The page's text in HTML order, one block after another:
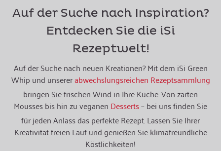
Auf der Suche nach Inspiration?
Entdecken Sie die iSi
Rezeptwelt!
Auf der Suche nach neuen Kreationen? Mit dem iSi Green
Whip und unsererabwechslungsreichen Rezeptsammlung
bringen Sie frischen Wind in Ihre Küche. Von zarten
Mousses bis hin zu veganen Desserts– bei uns finden Sie
für jeden Anlass das perfekte Rezept. Lassen Sie Ihrer
Kreativität freien Lauf und genießen Sie klimafreundliche
Köstlichkeiten​!